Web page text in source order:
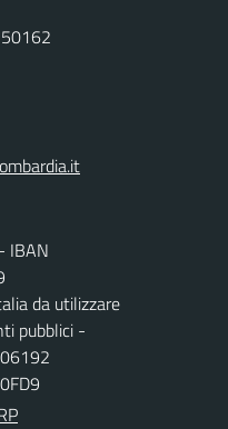
IBAN
da utilizzare
pubblici -